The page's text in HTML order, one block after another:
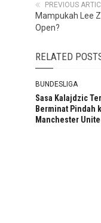
PREVIOUS
Mampukah Lee
Open?
RELATED
BUNDESLIGA
Sasa Kalajdzic
Berminat Pindah
Manchester